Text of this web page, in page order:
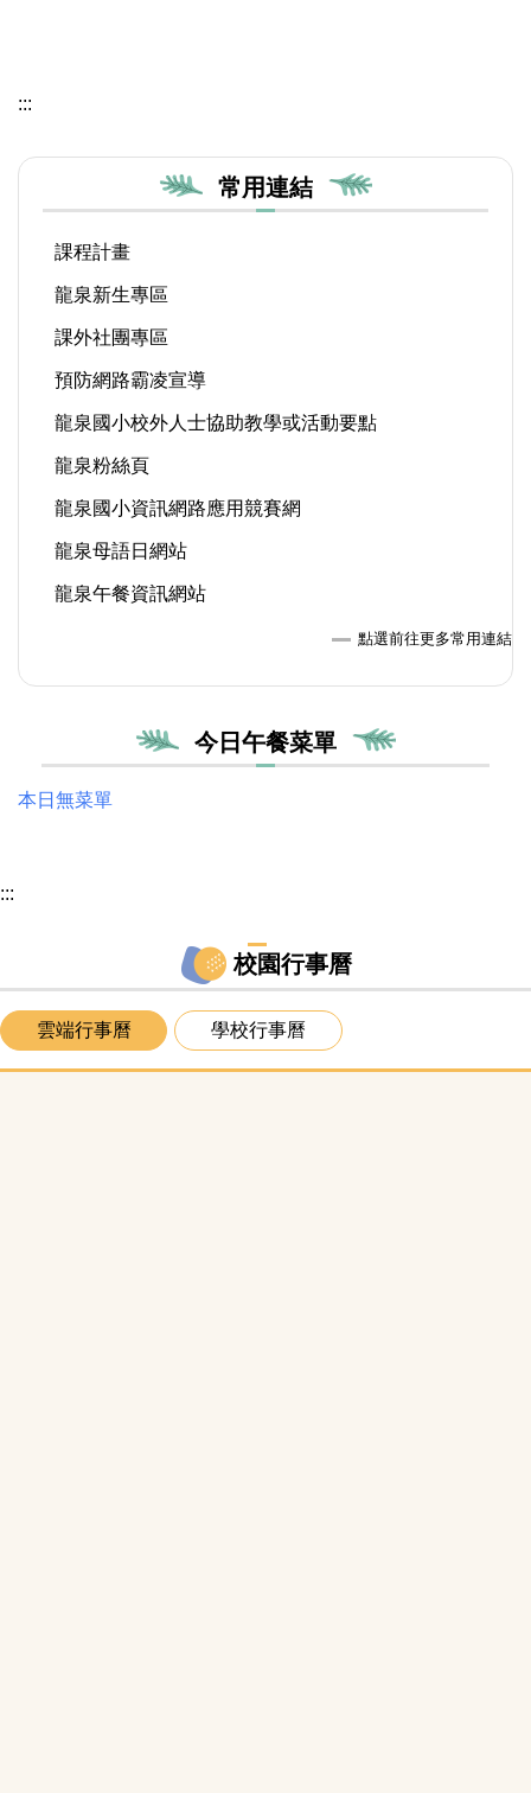
:::
常用連結
課程計畫
龍泉新生專區
課外社團專區
預防網路霸凌宣導
龍泉國小校外人士協助教學或活動要點
龍泉粉絲頁
龍泉國小資訊網路應用競賽網
龍泉母語日網站
龍泉午餐資訊網站
點選前往更多常用連結
今日午餐菜單
本日無菜單
:::
校園行事曆
雲端行事曆 學校行事曆